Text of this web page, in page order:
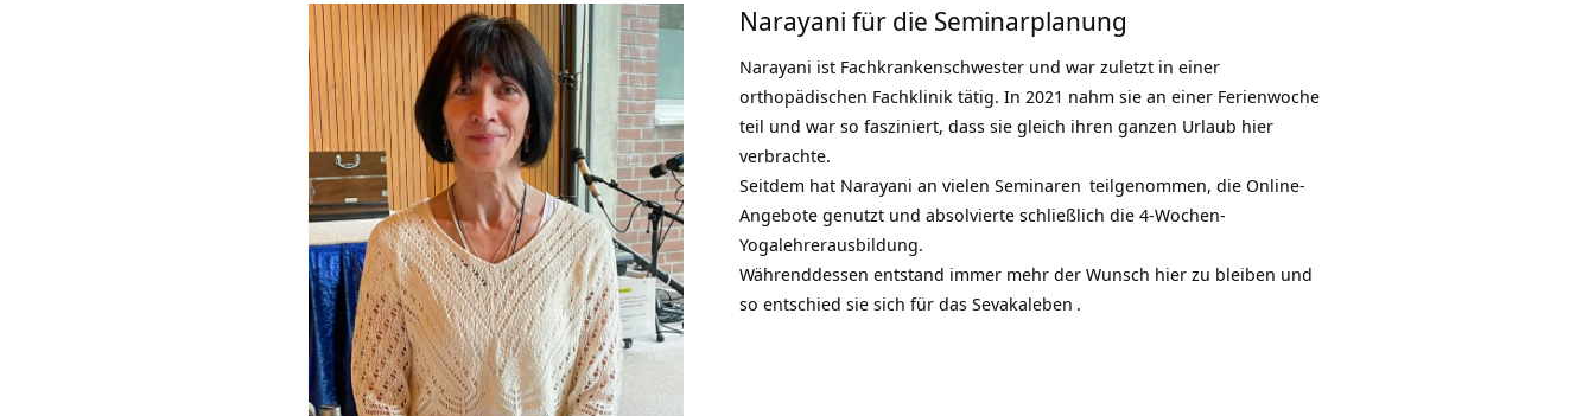
Narayani für die Seminarplanung
Narayani ist Fachkrankenschwester und war zuletzt in einer
orthopädischen Fachklinik tätig. In 2021 nahm sie an einer Ferienwoche
teil und war so fasziniert, dass sie gleich ihren ganzen Urlaub hier
verbrachte.
Seitdem hat Narayani an vielen Seminaren teilgenommen, die Online-
Angebote genutzt und absolvierte schließlich die 4-Wochen-
Yogalehrerausbildung.
Währenddessen entstand immer mehr der Wunsch hier zu bleiben und
so entschied sie sich für das Sevakaleben .